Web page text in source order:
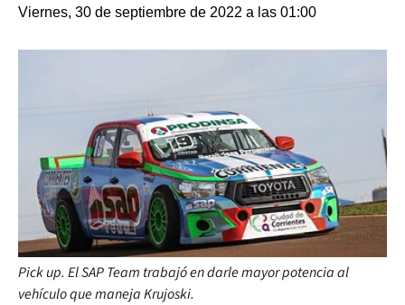
Viernes, 30 de septiembre de 2022 a las 01:00
Pick up. El SAP Team trabajó en darle mayor potencia al
vehículo que maneja Krujoski.